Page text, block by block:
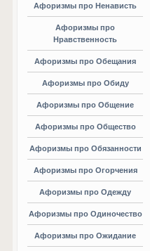
Афоризмы про Ненависть
Афоризмы про
Нравственность
Афоризмы про Обещания
Афоризмы про Обиду
Афоризмы про Общение
Афоризмы про Общество
Афоризмы про Обязанности
Афоризмы про Огорчения
Афоризмы про Одежду
Афоризмы про Одиночество
Афоризмы про Ожидание